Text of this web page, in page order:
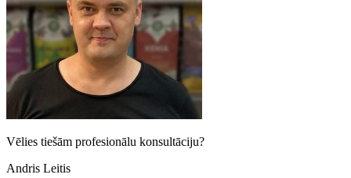
Vēlies tiešām profesionālu konsultāciju?
Andris Leitis